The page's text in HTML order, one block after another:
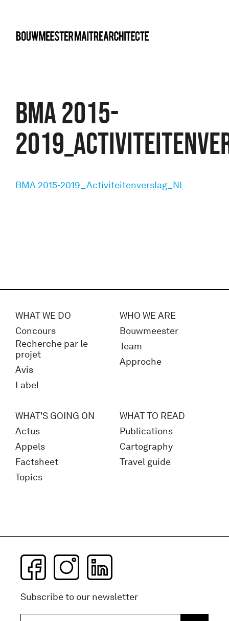
BMA 2015-
BMA 2015-2019_Activiteitenverslag_NL
WHAT WE DO
Concours
Recherche par le
projet
Avis
Label
WHO WE ARE
Bouwmeester
Team
Approche
WHAT'S GOING ON
Actus
Appels
Factsheet
Topics
WHAT TO READ
Publications
Cartography
Travel guide
Subscribe to our newsletter